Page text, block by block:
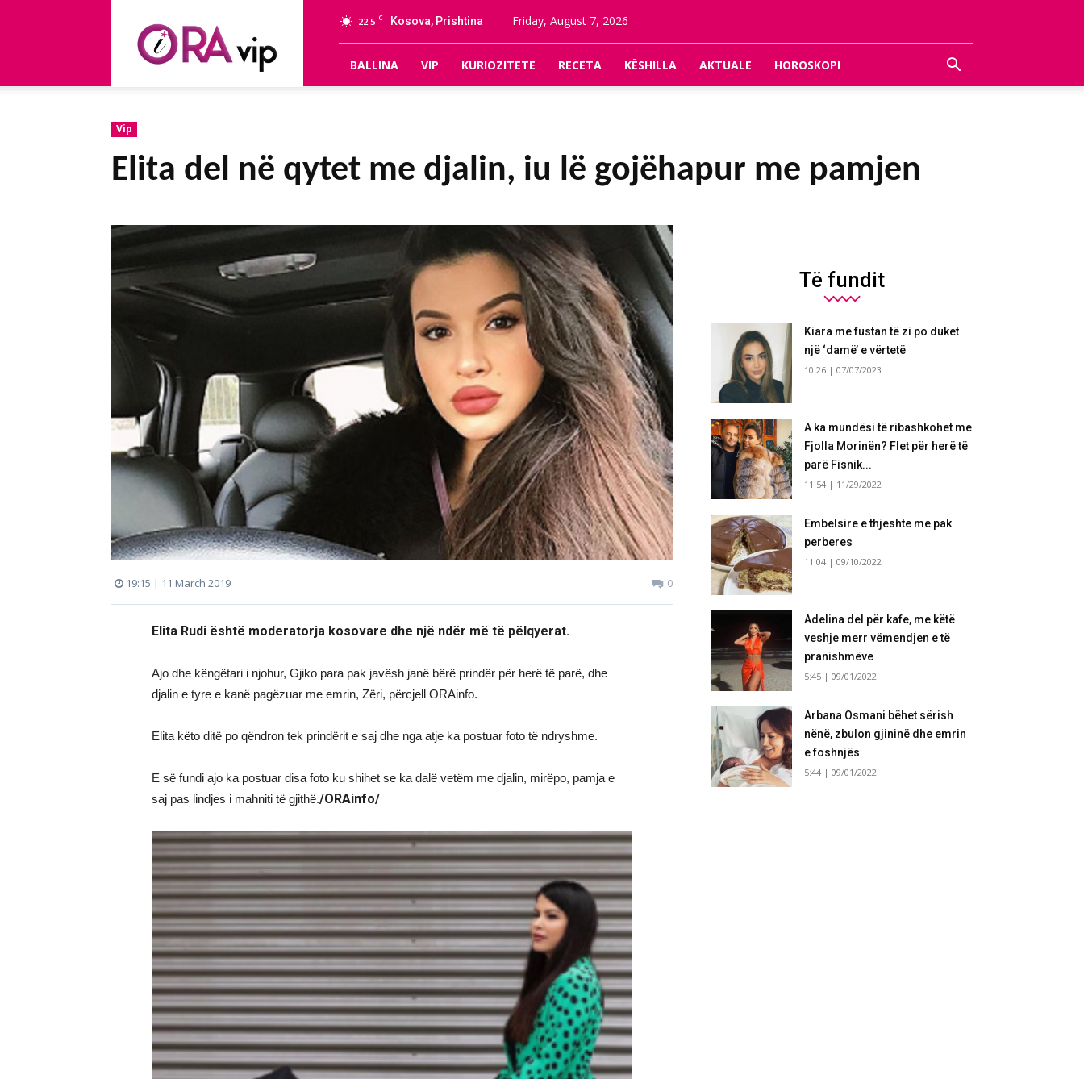
22.5 C Kosova, Prishtina Friday, August 7, 2026
BALLINA VIP KURIOZITETE RECETA KËSHILLA AKTUALE HOROSKOPI
Vip
Elita del në qytet me djalin, iu lë gojëhapur me pamjen
19:15 | 11 March 2019 0
Elita Rudi është moderatorja kosovare dhe një ndër më të pëlqyerat.
Ajo dhe këngëtari i njohur, Gjiko para pak javësh janë bërë prindër për herë të parë, dhe
djalin e tyre e kanë pagëzuar me emrin, Zëri, përcjell ORAinfo.
Elita këto ditë po qëndron tek prindërit e saj dhe nga atje ka postuar foto të ndryshme.
E së fundi ajo ka postuar disa foto ku shihet se ka dalë vetëm me djalin, mirëpo, pamja e
saj pas lindjes i mahniti të gjithë./ORAinfo/
Të fundit
Kiara me fustan të zi po duket
një ‘damë’ e vërtetë
10:26 | 07/07/2023
A ka mundësi të ribashkohet me
Fjolla Morinën? Flet për herë të
parë Fisnik...
11:54 | 11/29/2022
Embelsire e thjeshte me pak
perberes
11:04 | 09/10/2022
Adelina del për kafe, me këtë
veshje merr vëmendjen e të
pranishmëve
5:45 | 09/01/2022
Arbana Osmani bëhet sërish
nënë, zbulon gjininë dhe emrin
e foshnjës
5:44 | 09/01/2022